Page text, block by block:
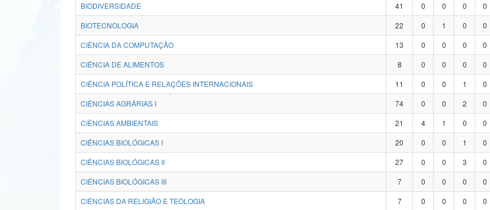
BIODIVERSIDADE
41 0 0 0 0
BIOTECNOLOGIA
22 0 1 0 0
CIÊNCIA DA COMPUTAÇÃO
13 0 0 0 0
CIÊNCIA DE ALIMENTOS
8 0 0 0 0
CIÊNCIA POLÍTICA E RELAÇÕES INTERNACIONAIS
11 0 0 1 0
CIÊNCIAS AGRÁRIAS I
74 0 0 2 0
CIÊNCIAS AMBIENTAIS
21 4 1 0 0
CIÊNCIAS BIOLÓGICAS I
20 0 0 1 0
CIÊNCIAS BIOLÓGICAS II
27 0 0 3 0
CIÊNCIAS BIOLÓGICAS III
7 0 0 0 0
CIÊNCIAS DA RELIGIÃO E TEOLOGIA
7 0 0 0 0